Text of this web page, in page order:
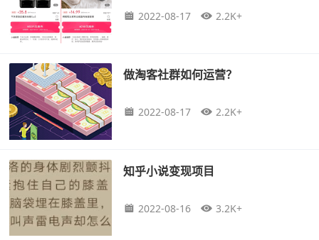
2022-08-17 2.2K+
做淘客社群如何运营？
2022-08-17 2.2K+
知乎小说变现项目
2022-08-16 3.2K+